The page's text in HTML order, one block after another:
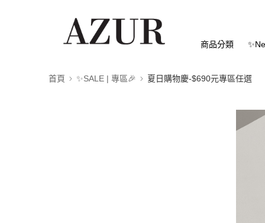
商品分類
首頁 ✨SALE | 專區🎉 夏日購物慶-$690元專區任選